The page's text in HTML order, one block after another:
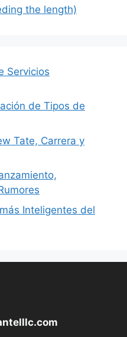
the length)
Servicios
de Tipos de
Tate, Carrera y
Inteligentes del